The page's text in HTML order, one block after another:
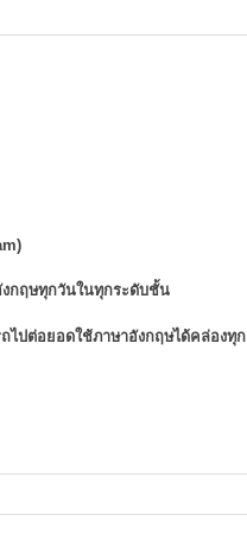
งกฤษทุกวันในทุกระดับชั้น
ไปต่อยอดใช้ภาษาอังกฤษได้คล่องทุก